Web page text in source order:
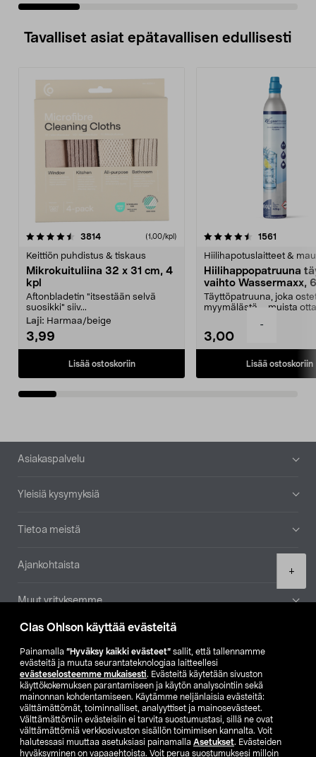
Clas Ohlson käyttää evästeitä
Painamalla ”Hyväksy kaikki evästeet” sallit, että tallennamme
evästeitä ja muuta seurantateknologiaa laitteellesi
evästeselosteemme mukaisesti. Evästeitä käytetään sivuston
käyttökokemuksen parantamiseen ja käytön analysointiin sekä
mainonnan kohdentamiseen. Käytämme neljänlaisia evästeitä:
välttämättömät, toiminnalliset, analyyttiset ja mainosevästeet.
Välttämättömiin evästeisiin ei tarvita suostumustasi, sillä ne ovat
välttämättömiä verkkosivuston sisällön toimimisen kannalta. Voit
halutessasi muuttaa asetuksiasi painamalla Asetukset. Evästeiden
hyväksyminen on vapaaehtoista. Voit perua suostumuksesi milloin
-
+
Tavalliset asiat epätavallisen edullisesti
3814arvostelut (1,00/kpl)
Keittiön puhdistus & tiskaus
Mikrokuituliina 32 x 31 cm, 4
kpl
Aftonbladetin "itsestään selvä
suosikki" siiv...
Laji: Harmaa/beige
3,99
Lisää ostoskoriin
4.5viidestä
1561
Hiilihapotuslaitteet &
Hiilihappopatruuna
vaihto Wassermaxx,
Täyttöpatruuna, joka
myymälästä – muista
3,00
Lisää ostoskoriin
4.5viidestä
Alatunniste
Asiakaspalvelu
Yleisiä kysymyksiä
Tietoa meistä
Ajankohtaista
Muut yrityksemme
Etsi myymälä
SE NO FI
FI SV